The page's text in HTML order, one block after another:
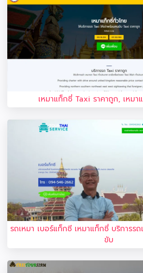
เหมาแท็กซี่ Taxi ราคาถูก, เหมา
รถเหมา เบอร์แท็กซี เหมาแท็กซี่ บริการร
ขับ